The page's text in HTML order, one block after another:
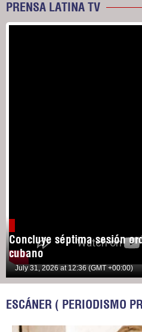
PRENSA LATINA TV
Concluye séptima sesión
cubano
July 31, 2026 at 12:36 (GMT +00:00)
ESCÁNER ( PERIODISMO